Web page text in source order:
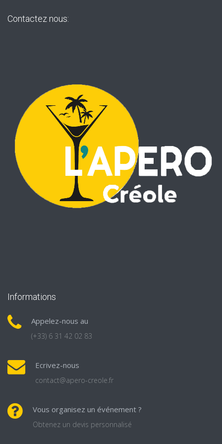
Contactez nous:
Informations
Appelez-nous au
(+33) 6 31 42 02 83
Ecrivez-nous
contact@apero-creole.fr
Vous organisez un événement ?
Obtenez un devis personnalisé